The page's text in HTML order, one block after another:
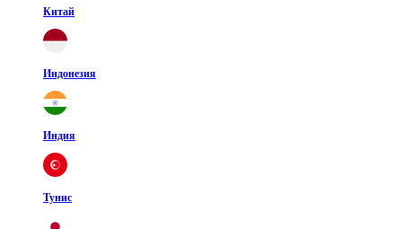
Китай
Индонезия
Индия
Тунис